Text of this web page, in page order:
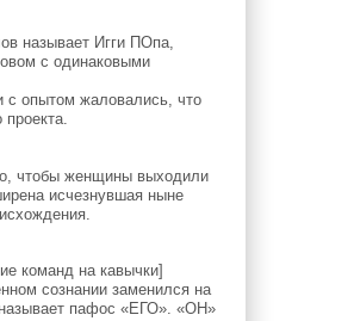
называет Игги ПОпа,
с одинаковыми
с опытом жаловались, что
чтобы женщины выходили
исчезнувшая ныне
команд на кавычки]
сознании заменился на
пафос «ЕГО». «ОН»